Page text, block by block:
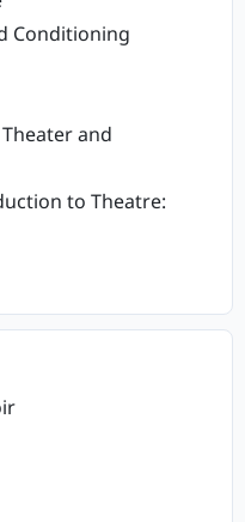
Conditioning
and
to Theatre: